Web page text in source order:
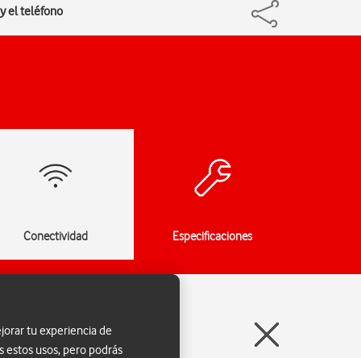
el teléfono
Conectividad Especificaciones
tu experiencia de
estos usos, pero podrás